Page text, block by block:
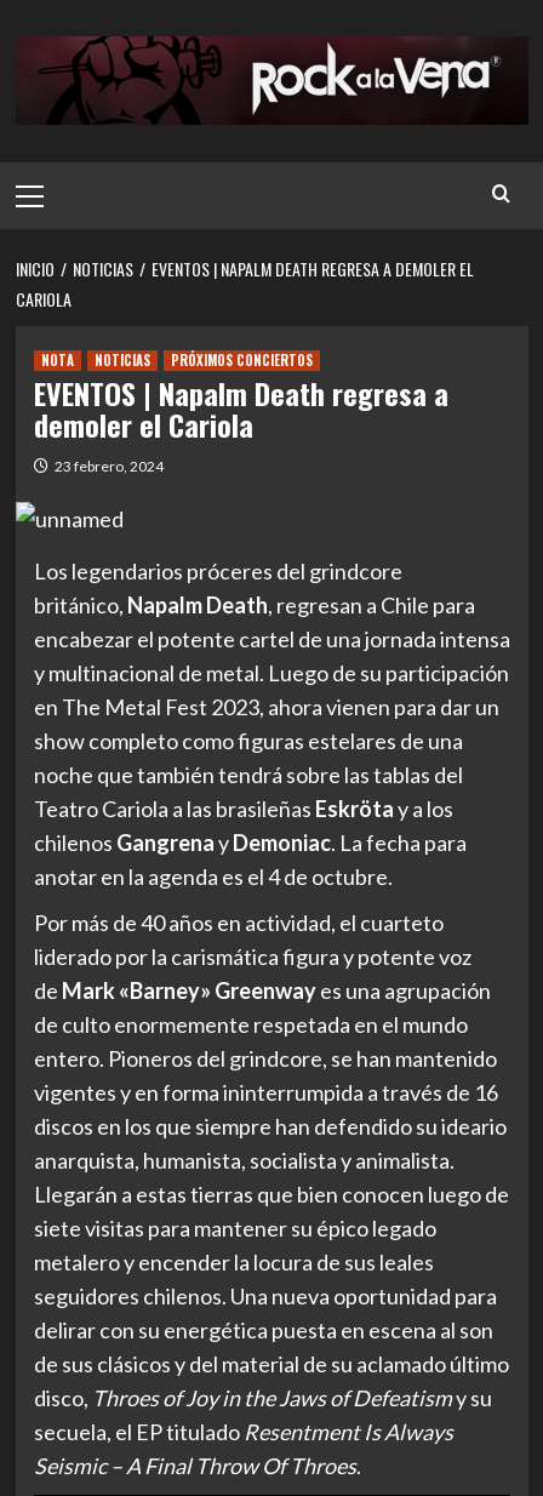
contenido
principal
INICIO NOTICIAS
EVENTOS | NAPALM DEATH REGRESA A DEMOLER EL
CARIOLA
NOTA NOTICIAS PRÓXIMOS CONCIERTOS
EVENTOS | Napalm Death regresa a
demoler el Cariola
23 febrero, 2024
Los legendarios próceres del grindcore
británico, Napalm Death, regresan a Chile para
encabezar el potente cartel de una jornada intensa
y multinacional de metal. Luego de su participación
en The Metal Fest 2023, ahora vienen para dar un
show completo como figuras estelares de una
noche que también tendrá sobre las tablas del
Teatro Cariola a las brasileñas Eskrötay a los
chilenos GangrenayDemoniac. La fecha para
anotar en la agenda es el 4 de octubre.
Por más de 40 años en actividad, el cuarteto
liderado por la carismática figura y potente voz
de Mark «Barney» Greenwayes una agrupación
de culto enormemente respetada en el mundo
entero. Pioneros del grindcore, se han mantenido
vigentes y en forma ininterrumpida a través de 16
discos en los que siempre han defendido su ideario
anarquista, humanista, socialista y animalista.
Llegarán a estas tierras que bien conocen luego de
siete visitas para mantener su épico legado
metalero y encender la locura de sus leales
seguidores chilenos. Una nueva oportunidad para
delirar con su energética puesta en escena al son
de sus clásicos y del material de su aclamado último
disco, Throes of Joy in the Jaws of Defeatismy su
secuela, el EP titulado Resentment Is Always
Seismic – A Final Throw Of Throes.